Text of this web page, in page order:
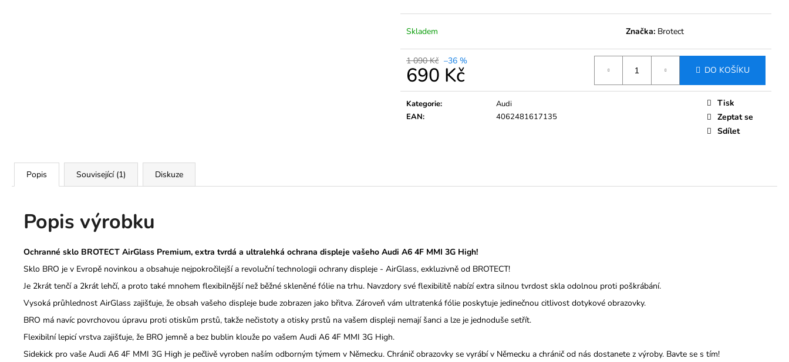
Skladem Značka: Brotect
1 090 Kč –36 %
690 Kč
Měrná
cena:
DO KOŠÍKU
Kategorie:
Audi
EAN: 4062481617135
Tisk
Zeptat se
Sdílet
Popis Související (1) Diskuze
Popis výrobku
Ochranné sklo BROTECT AirGlass Premium, extra tvrdá a ultralehká ochrana displeje vašeho Audi A6 4F MMI 3G High!
Sklo BRO je v Evropě novinkou a obsahuje nejpokročilejší a revoluční technologii ochrany displeje - AirGlass, exkluzivně od BROTECT!
Je 2krát tenčí a 2krát lehčí, a proto také mnohem flexibilnější než běžné skleněné fólie na trhu. Navzdory své flexibilitě nabízí extra silnou tvrdost skla odolnou proti poškrábání.
Vysoká průhlednost AirGlass zajišťuje, že obsah vašeho displeje bude zobrazen jako břitva. Zároveň vám ultratenká fólie poskytuje jedinečnou citlivost dotykové obrazovky.
BRO má navíc povrchovou úpravu proti otiskům prstů, takže nečistoty a otisky prstů na vašem displeji nemají šanci a lze je jednoduše setřít.
Flexibilní lepicí vrstva zajišťuje, že BRO jemně a bez bublin klouže po vašem Audi A6 4F MMI 3G High.
Sidekick pro vaše Audi A6 4F MMI 3G High je pečlivě vyroben naším odborným týmem v Německu. Chránič obrazovky se vyrábí v Německu a chránič od nás dostanete z výroby. Bavte se s tím!